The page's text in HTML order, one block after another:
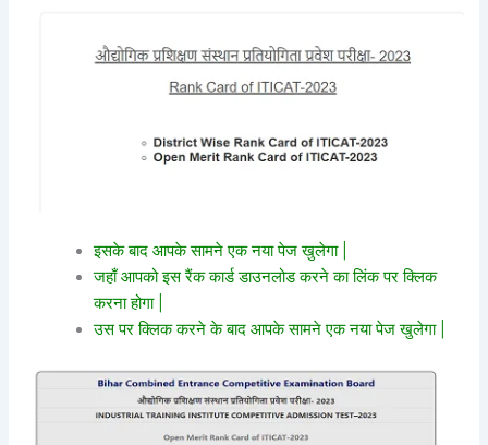
इसके बाद आपके सामने एक नया पेज खुलेगा |
जहाँ आपको इस रैंक कार्ड डाउनलोड करने का लिंक पर क्लिक
करना होगा |
उस पर क्लिक करने के बाद आपके सामने एक नया पेज खुलेगा |